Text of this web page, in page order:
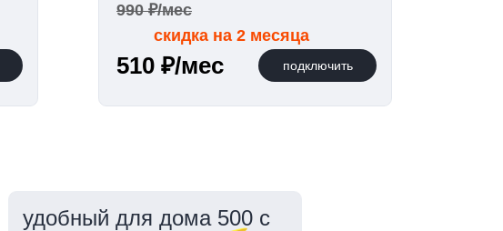
подключить
510 ₽/мес
990 ₽/мес
скидка на 2 месяца
удобный для дома 500 с